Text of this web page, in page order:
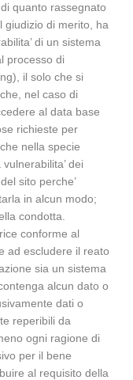
quanto rassegnato
giudizio di merito, ha
di un sistema
processo di
il solo che si
nel caso di
al data base
richieste per
nella specie
dei
sito perche’
in alcun modo;
condotta.
conforme al
ad escludere il reato
sia un sistema
alcun dato o
dati o
reperibili da
ogni ragione di
per il bene
al requisito della